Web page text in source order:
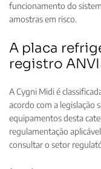
funcionamento do
amostras em risco.
A placa
registro
A Cygni Midi é
acordo com a legislação
equipamentos desta
regulamentação
consultar o setor